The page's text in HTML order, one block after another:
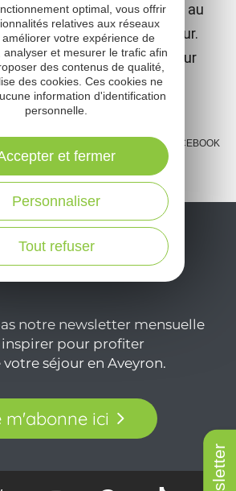
baptême, décollage au
aux brevets de pilote planeur.
du vol en planeur. Vols sur
FACEBOOK
notre newsletter mensuelle
inspirer pour profiter
séjour en Aveyron.
m'abonne ici
optimal, vous offrir
relatives aux réseaux
votre expérience de
analyser et mesurer le trafic afin
des contenus de qualité,
des cookies. Ces cookies ne
information d'identification
personnelle.
Tout refuser
Personnaliser
et fermer